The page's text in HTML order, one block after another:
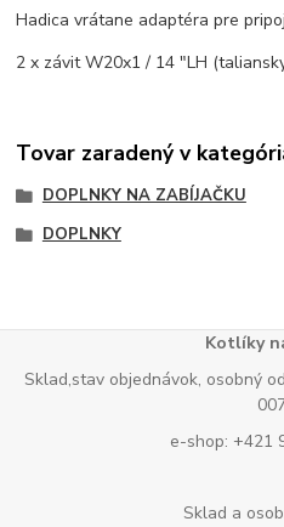
Hadica vrátane adaptéra pre
2 x závit W20x1 / 14 "LH
Tovar zaradený v
DOPLNKY NA ZABÍJAČKU
DOPLNKY
Kotlíky
Sklad,stav objednávok, osobný
e-shop: +421
Sklad a